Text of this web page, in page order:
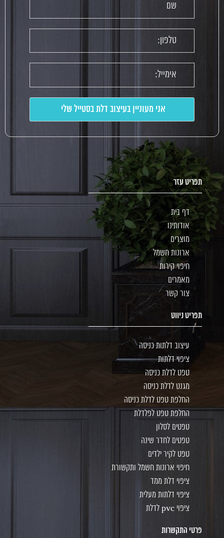
תפריט עזר
דף בית
אודותינו
מוצרים
ארונות חשמל
חיפוי קירות
מאמרים
צור קשר
תפריט ניווט
עיצוב דלתות כניסה
ציפוי דלתות
טפט לדלת כניסה
מגנט לדלת כניסה
החלפת טפט לדלת כניסה
החלפת טפט לפלדלת
טפטים לסלון
טפטים לחדר שינה
טפט לקיר ילדים
חיפוי ארונות חשמל ותקשורת
ציפוי דלת ממד
ציפוי דלתות מעלית
ציפוי pvc לדלת
פרטי התקשרות